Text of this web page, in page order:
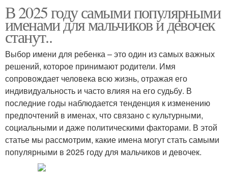
В 2025 году самыми популярными
именами для мальчиков и девочек
станут..
Выбор имени для ребенка – это один из самых важных
решений, которое принимают родители. Имя
сопровождает человека всю жизнь, отражая его
индивидуальность и часто влияя на его судьбу. В
последние годы наблюдается тенденция к изменению
предпочтений в именах, что связано с культурными,
социальными и даже политическими факторами. В этой
статье мы рассмотрим, какие имена могут стать самыми
популярными в 2025 году для мальчиков и девочек.